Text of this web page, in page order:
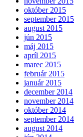
október 2015
september 2015
august 2015
jún 2015
máj 2015
apríl 2015
marec 2015
február 2015
január 2015
december 2014
november 2014
október 2014
september 2014
august 2014